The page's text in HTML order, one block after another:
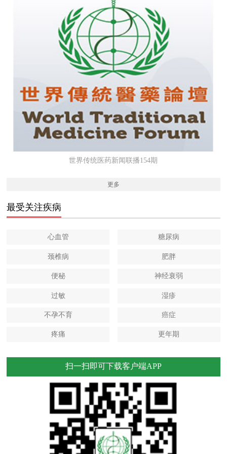
世界传统医药新闻联播154期
更多
最受关注疾病
心血管 糖尿病
颈椎病 肥胖
便秘 神经衰弱
过敏 湿疹
不孕不育 癌症
疼痛 更年期
扫一扫即可下载客户端APP